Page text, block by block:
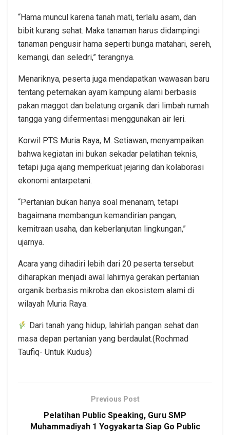
“Hama muncul karena tanah mati, terlalu asam, dan
bibit kurang sehat. Maka tanaman harus didampingi
tanaman pengusir hama seperti bunga matahari, sereh,
kemangi, dan seledri,” terangnya.
Menariknya, peserta juga mendapatkan wawasan baru
tentang peternakan ayam kampung alami berbasis
pakan maggot dan belatung organik dari limbah rumah
tangga yang difermentasi menggunakan air leri.
Korwil PTS Muria Raya, M. Setiawan, menyampaikan
bahwa kegiatan ini bukan sekadar pelatihan teknis,
tetapi juga ajang memperkuat jejaring dan kolaborasi
ekonomi antarpetani.
“Pertanian bukan hanya soal menanam, tetapi
bagaimana membangun kemandirian pangan,
kemitraan usaha, dan keberlanjutan lingkungan,”
ujarnya.
Acara yang dihadiri lebih dari 20 peserta tersebut
diharapkan menjadi awal lahirnya gerakan pertanian
organik berbasis mikroba dan ekosistem alami di
wilayah Muria Raya.
Dari tanah yang hidup, lahirlah pangan sehat dan
masa depan pertanian yang berdaulat.(Rochmad
Taufiq- Untuk Kudus)
Previous Post
Pelatihan Public Speaking, Guru SMP
Muhammadiyah 1 Yogyakarta Siap Go Public